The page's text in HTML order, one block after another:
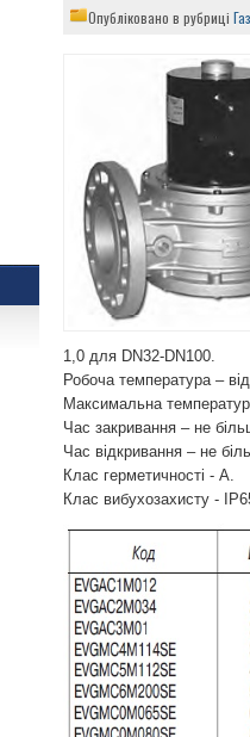
Опубліковано в рубриці
1,0 для DN32-DN100.
Робоча температура –
Максимальна
Час закривання – не
Час відкривання – не
Клас герметичності - A.
Клас вибухозахисту -